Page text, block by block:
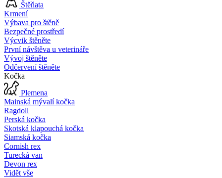
Štěňata
Krmení
Výbava pro štěně
Bezpečné prostředí
Výcvik štěněte
První návštěva u veterináře
Vývoj štěněte
Odčervení štěněte
Kočka
Plemena
Mainská mývalí kočka
Ragdoll
Perská kočka
Skotská klapouchá kočka
Siamská kočka
Cornish rex
Turecká van
Devon rex
Vidět vše